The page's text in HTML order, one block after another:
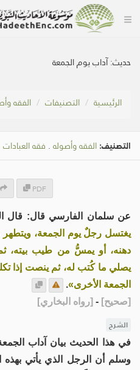
حديث:آداب يوم الجمعة
الرئيسية التصنيفات الفقه
التصنيف: الفقه وأصوله . فقه العبادات
PDF
عن سلمان الفارسي قال: قال
يغتسل رجلٌ يوم الجمعة،
دهنه، أو يمسُّ من طيب بيته،
يصلي ما كُتب له، ثم ينصت إذا
الجمعة الأخرى».
[صحيح]
-
[رواه البخاري]
الشرح
في هذا الحديث بيان آداب
وسلم أن الرجل الذي يأتي